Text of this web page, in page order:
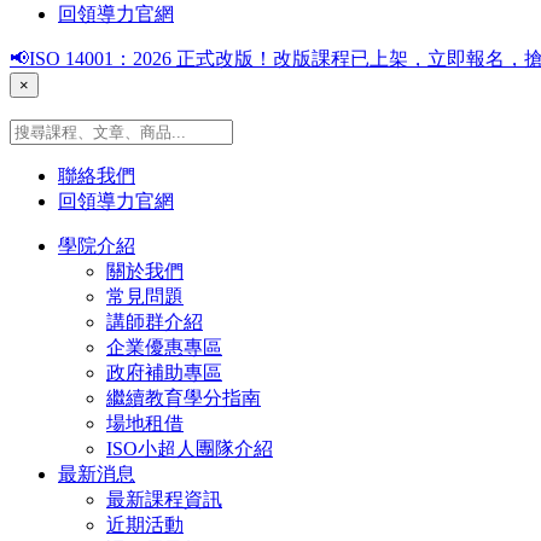
回領導力官網
📢ISO 14001：2026 正式改版！改版課程已上架，立即報名，
×
聯絡我們
回領導力官網
學院介紹
關於我們
常見問題
講師群介紹
企業優惠專區
政府補助專區
繼續教育學分指南
場地租借
ISO小超人團隊介紹
最新消息
最新課程資訊
近期活動